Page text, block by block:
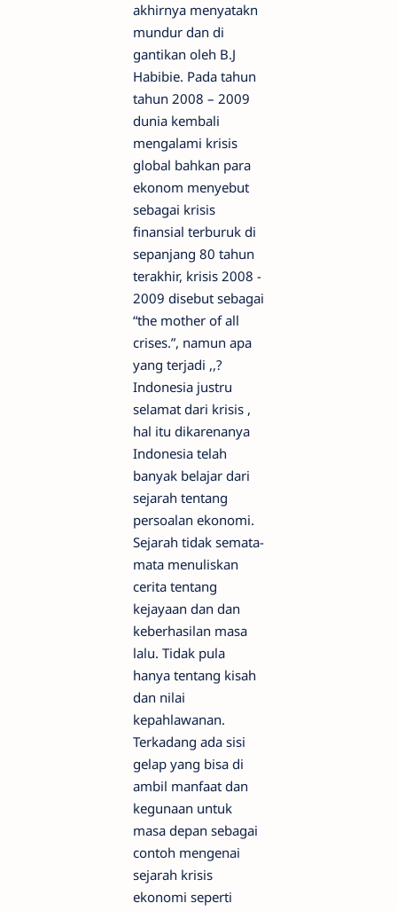
akhirnya menyatakn
mundur dan di
gantikan oleh B.J
Habibie. Pada tahun
tahun 2008 – 2009
dunia kembali
mengalami krisis
global bahkan para
ekonom menyebut
sebagai krisis
finansial terburuk di
sepanjang 80 tahun
terakhir, krisis 2008 -
2009 disebut sebagai
“the mother of all
crises.”, namun apa
yang terjadi ,,?
Indonesia justru
selamat dari krisis ,
hal itu dikarenanya
Indonesia telah
banyak belajar dari
sejarah tentang
persoalan ekonomi.
Sejarah tidak semata-
mata menuliskan
cerita tentang
kejayaan dan dan
keberhasilan masa
lalu. Tidak pula
hanya tentang kisah
dan nilai
kepahlawanan.
Terkadang ada sisi
gelap yang bisa di
ambil manfaat dan
kegunaan untuk
masa depan sebagai
contoh mengenai
sejarah krisis
ekonomi seperti